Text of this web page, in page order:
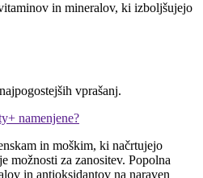
in mineralov, ki izboljšujejo
vprašanj.
namenjene?
in moškim, ki načrtujejo
možnosti za zanositev. Popolna
in antioksidantov na naraven